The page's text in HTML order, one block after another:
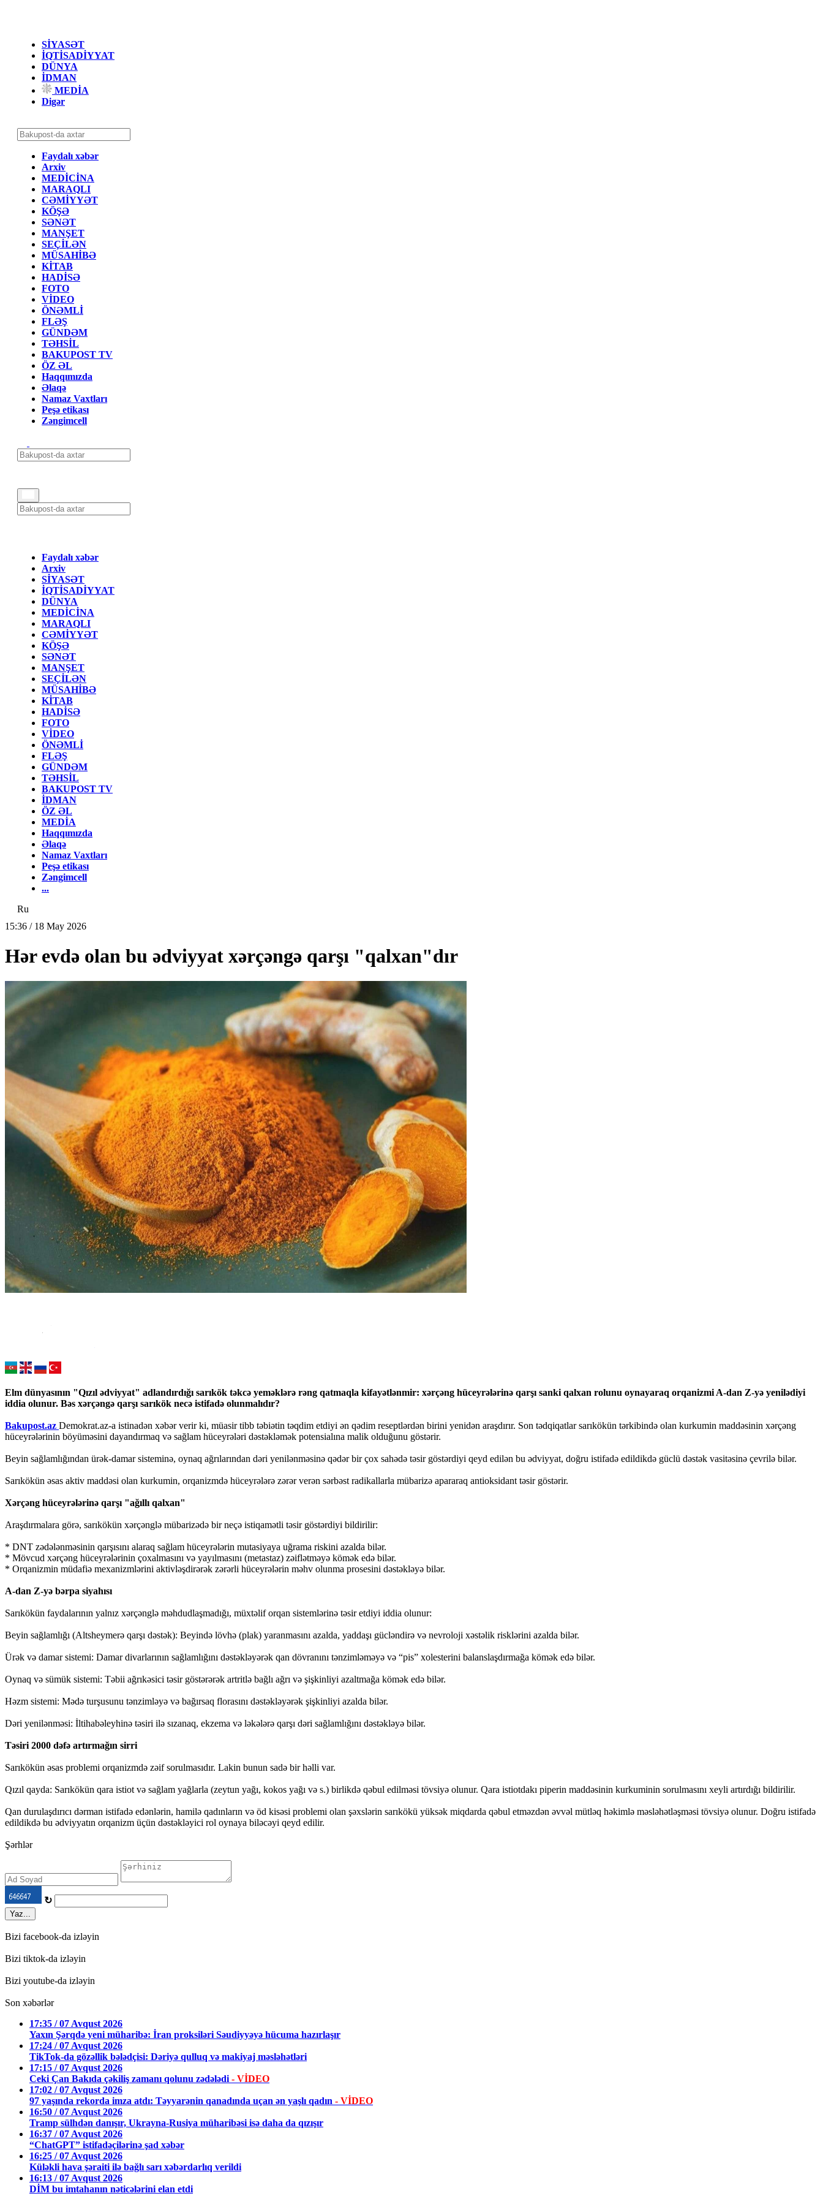
SİYASƏT
İQTİSADİYYAT
DÜNYA
İDMAN
MEDİA
Digər
Faydalı xəbər
Arxiv
MEDİCİNA
MARAQLI
CƏMİYYƏT
KÖŞƏ
SƏNƏT
MANŞET
SEÇİLƏN
MÜSAHİBƏ
KİTAB
HADİSƏ
FOTO
VİDEO
ÖNƏMLİ
FLƏŞ
GÜNDƏM
TƏHSİL
BAKUPOST TV
ÖZ ƏL
Haqqımızda
Əlaqə
Namaz Vaxtları
Peşə etikası
Zəngimcell
Faydalı xəbər
Arxiv
SİYASƏT
İQTİSADİYYAT
DÜNYA
MEDİCİNA
MARAQLI
CƏMİYYƏT
KÖŞƏ
SƏNƏT
MANŞET
SEÇİLƏN
MÜSAHİBƏ
KİTAB
HADİSƏ
FOTO
VİDEO
ÖNƏMLİ
FLƏŞ
GÜNDƏM
TƏHSİL
BAKUPOST TV
İDMAN
ÖZ ƏL
MEDİA
Haqqımızda
Əlaqə
Namaz Vaxtları
Peşə etikası
Zəngimcell
...
Ru
15:36 / 18 May 2026
Hər evdə olan bu ədviyyat xərçəngə qarşı "qalxan"dır
Elm dünyasının "Qızıl ədviyyat" adlandırdığı sarıkök təkcə yeməklərə rəng qatmaqla kifayətlənmir: xərçəng hüceyrələrinə qarşı sanki qalxan rolunu oynayaraq orqanizmi A-dan Z-yə yenilədiyi
iddia olunur. Bəs xərçəngə qarşı sarıkök necə istifadə olunmalıdır?
Bakupost.az Demokrat.az-a istinadən xəbər verir ki, müasir tibb təbiətin təqdim etdiyi ən qədim reseptlərdən birini yenidən araşdırır. Son tədqiqatlar sarıkökün tərkibində olan kurkumin maddəsinin xərçəng
hüceyrələrinin böyüməsini dayandırmaq və sağlam hüceyrələri dəstəkləmək potensialına malik olduğunu göstərir.
Beyin sağlamlığından ürək-damar sisteminə, oynaq ağrılarından dəri yenilənməsinə qədər bir çox sahədə təsir göstərdiyi qeyd edilən bu ədviyyat, doğru istifadə edildikdə güclü dəstək vasitəsinə çevrilə bilər.
Sarıkökün əsas aktiv maddəsi olan kurkumin, orqanizmdə hüceyrələrə zərər verən sərbəst radikallarla mübarizə apararaq antioksidant təsir göstərir.
Xərçəng hüceyrələrinə qarşı "ağıllı qalxan"
Araşdırmalara görə, sarıkökün xərçənglə mübarizədə bir neçə istiqamətli təsir göstərdiyi bildirilir:
* DNT zədələnməsinin qarşısını alaraq sağlam hüceyrələrin mutasiyaya uğrama riskini azalda bilər.
* Mövcud xərçəng hüceyrələrinin çoxalmasını və yayılmasını (metastaz) zəiflətməyə kömək edə bilər.
* Orqanizmin müdafiə mexanizmlərini aktivləşdirərək zərərli hüceyrələrin məhv olunma prosesini dəstəkləyə bilər.
A-dan Z-yə bərpa siyahısı
Sarıkökün faydalarının yalnız xərçənglə məhdudlaşmadığı, müxtəlif orqan sistemlərinə təsir etdiyi iddia olunur:
Beyin sağlamlığı (Altsheymerə qarşı dəstək): Beyində lövhə (plak) yaranmasını azalda, yaddaşı gücləndirə və nevroloji xəstəlik risklərini azalda bilər.
Ürək və damar sistemi: Damar divarlarının sağlamlığını dəstəkləyərək qan dövranını tənzimləməyə və “pis” xolesterini balanslaşdırmağa kömək edə bilər.
Oynaq və sümük sistemi: Təbii ağrıkəsici təsir göstərərək artritlə bağlı ağrı və şişkinliyi azaltmağa kömək edə bilər.
Həzm sistemi: Mədə turşusunu tənzimləyə və bağırsaq florasını dəstəkləyərək şişkinliyi azalda bilər.
Dəri yenilənməsi: İltihabəleyhinə təsiri ilə sızanaq, ekzema və ləkələrə qarşı dəri sağlamlığını dəstəkləyə bilər.
Təsiri 2000 dəfə artırmağın sirri
Sarıkökün əsas problemi orqanizmdə zəif sorulmasıdır. Lakin bunun sadə bir həlli var.
Qızıl qayda: Sarıkökün qara istiot və sağlam yağlarla (zeytun yağı, kokos yağı və s.) birlikdə qəbul edilməsi tövsiyə olunur. Qara istiotdakı piperin maddəsinin kurkuminin sorulmasını xeyli artırdığı bildirilir.
Qan durulaşdırıcı dərman istifadə edənlərin, hamilə qadınların və öd kisəsi problemi olan şəxslərin sarıkökü yüksək miqdarda qəbul etməzdən əvvəl mütləq həkimlə məsləhətləşməsi tövsiyə olunur. Doğru istifadə
edildikdə bu ədviyyatın orqanizm üçün dəstəkləyici rol oynaya biləcəyi qeyd edilir.
Şərhlər
↻
Yaz...
Bizi facebook-da izləyin
Bizi tiktok-da izləyin
Bizi youtube-da izləyin
Son xəbərlər
17:35 / 07 Avqust 2026
Yaxın Şərqdə yeni müharibə: İran proksiləri Səudiyyəyə hücuma hazırlaşır
17:24 / 07 Avqust 2026
TikTok-da gözəllik bələdçisi: Dəriyə qulluq və makiyaj məsləhətləri
17:15 / 07 Avqust 2026
Ceki Çan Bakıda çəkiliş zamanı qolunu zədələdi - VİDEO
17:02 / 07 Avqust 2026
97 yaşında rekorda imza atdı: Təyyarənin qanadında uçan ən yaşlı qadın - VİDEO
16:50 / 07 Avqust 2026
Tramp sülhdən danışır, Ukrayna-Rusiya müharibəsi isə daha da qızışır
16:37 / 07 Avqust 2026
“ChatGPT” istifadəçilərinə şad xəbər
16:25 / 07 Avqust 2026
Küləkli hava şəraiti ilə bağlı sarı xəbərdarlıq verildi
16:13 / 07 Avqust 2026
DİM bu imtahanın nəticələrini elan etdi